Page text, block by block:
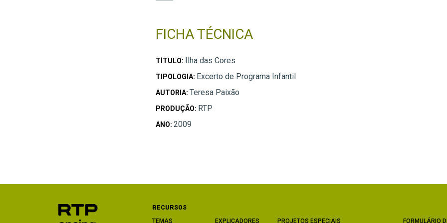
FICHA TÉCNICA
TÍTULO: Ilha das Cores
TIPOLOGIA: Excerto de Programa Infantil
AUTORIA: Teresa Paixão
PRODUÇÃO: RTP
ANO: 2009
RECURSOS
TEMAS
EXPLICADORES PROJETOS ESPECIAIS FORMULÁRIO